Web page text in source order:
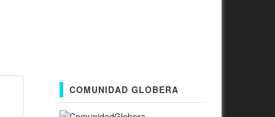
COMUNIDAD GLOBERA